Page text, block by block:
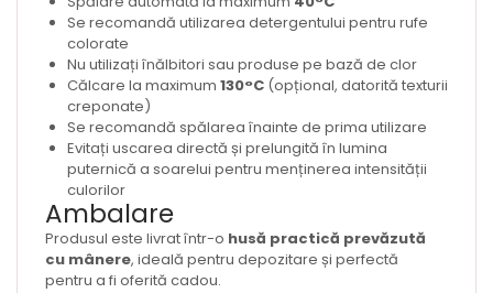
Se recomandă utilizarea detergentului pentru rufe
colorate
Nu utilizați înălbitori sau produse pe bază de clor
Călcare la maximum 130°C (opțional, datorită texturii
creponate)
Se recomandă spălarea înainte de prima utilizare
Evitați uscarea directă și prelungită în lumina
puternică a soarelui pentru menținerea intensității
culorilor
Ambalare
Produsul este livrat într-o husă practică prevăzută
cu mânere, ideală pentru depozitare și perfectă
pentru a fi oferită cadou.